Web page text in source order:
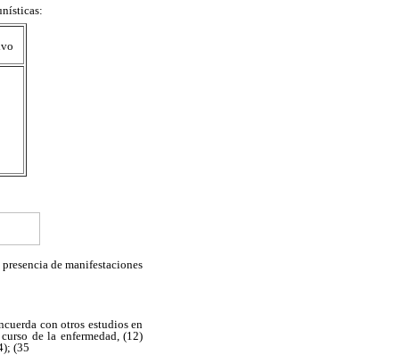
de manifestaciones
con otros estudios en
de la enfermedad, (12)
(35